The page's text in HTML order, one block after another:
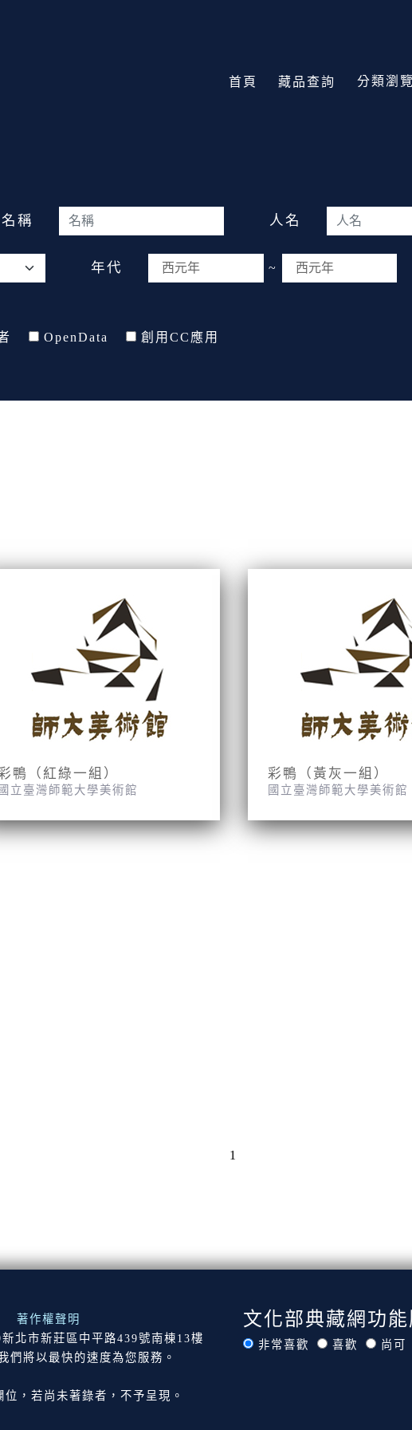
首頁 藏品查詢 分類瀏
名稱 人名
年代 ~
OpenData 創用CC應用
鴨（紅綠一組）
國立臺灣師範大學美術館
彩鴨（黃灰一組）
國立臺灣師範大學美術館
1
著作權聲明
北市新莊區中平路439號南棟13樓
們將以最快的速度為您服務。
文化部典藏網功
非常喜歡 喜歡 尚可
，若尚未著錄者，不予呈現。